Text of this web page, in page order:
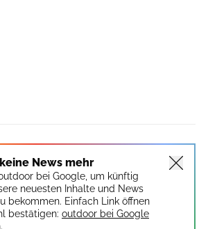
News mehr
bei Google, um künftig
neuesten Inhalte und News
bekommen. Einfach Link öffnen
bestätigen: outdoor bei Google